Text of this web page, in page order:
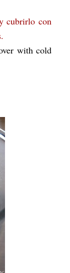
cubrirlo con
with cold